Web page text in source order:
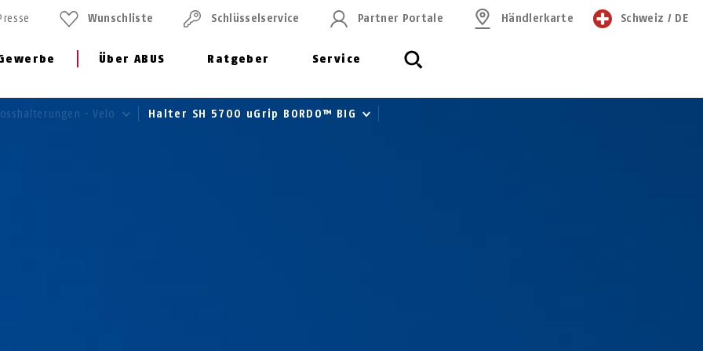
Über ABUS Ratgeber Service
Wunschliste Schlüssel­service Partner Portale Händlerkarte Schweiz / DE
- Velo Halter SH 5700 uGrip BORDO™ BIG